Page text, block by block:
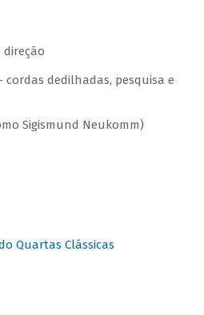
direção
cordas dedilhadas, pesquisa e
Sigismund Neukomm)
Quartas Clássicas